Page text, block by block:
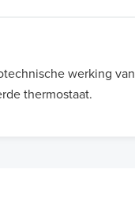
werking
thermostaat.